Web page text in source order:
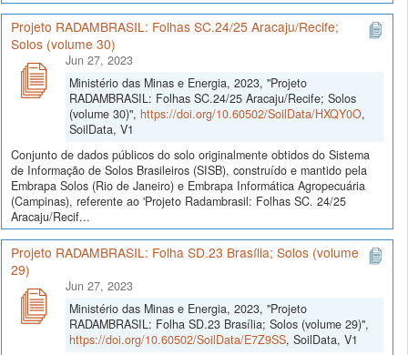
Projeto RADAMBRASIL: Folhas SC.24/25 Aracaju/Recife;
Solos (volume 30)
Jun 27, 2023
Ministério das Minas e Energia, 2023, "Projeto
RADAMBRASIL: Folhas SC.24/25 Aracaju/Recife; Solos
(volume 30)", https://doi.org/10.60502/SoilData/HXQY0O,
SoilData, V1
Conjunto de dados públicos do solo originalmente obtidos do Sistema
de Informação de Solos Brasileiros (SISB), construído e mantido pela
Embrapa Solos (Rio de Janeiro) e Embrapa Informática Agropecuária
(Campinas), referente ao 'Projeto Radambrasil: Folhas SC. 24/25
Aracaju/Recif...
Projeto RADAMBRASIL: Folha SD.23 Brasília; Solos (volume
29)
Jun 27, 2023
Ministério das Minas e Energia, 2023, "Projeto
RADAMBRASIL: Folha SD.23 Brasília; Solos (volume 29)",
https://doi.org/10.60502/SoilData/E7Z9SS, SoilData, V1